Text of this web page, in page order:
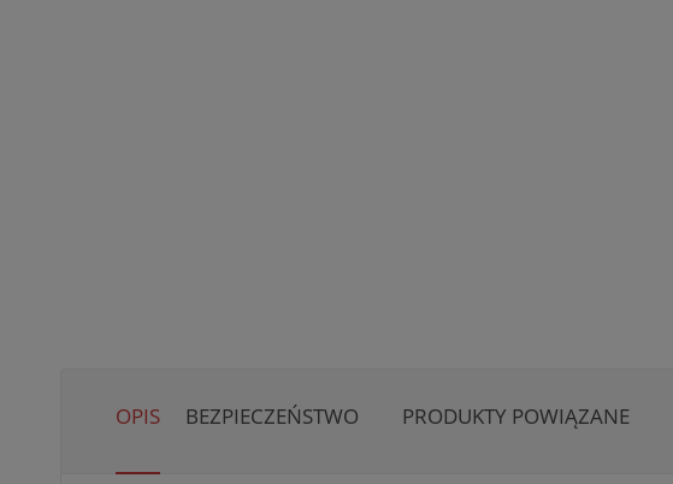
OPIS BEZPIECZEŃSTWO PRODUKTY POWIĄZANE